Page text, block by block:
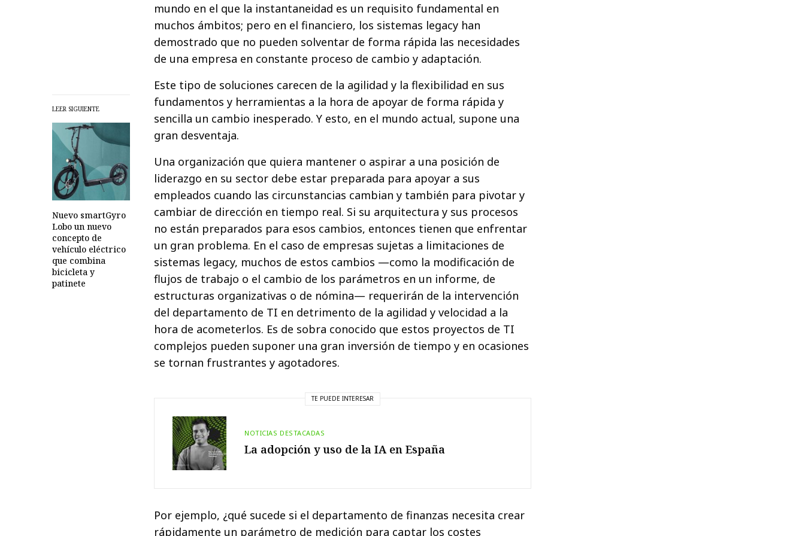
LEER SIGUIENTE
Nuevo smartGyro
Lobo un nuevo
concepto de
vehículo eléctrico
que combina
bicicleta y
patinete
mundo en el que la instantaneidad es un requisito fundamental en
muchos ámbitos; pero en el financiero, los sistemas legacy han
demostrado que no pueden solventar de forma rápida las necesidades
de una empresa en constante proceso de cambio y adaptación.
Este tipo de soluciones carecen de la agilidad y la flexibilidad en sus
fundamentos y herramientas a la hora de apoyar de forma rápida y
sencilla un cambio inesperado. Y esto, en el mundo actual, supone una
gran desventaja.
Una organización que quiera mantener o aspirar a una posición de
liderazgo en su sector debe estar preparada para apoyar a sus
empleados cuando las circunstancias cambian y también para pivotar y
cambiar de dirección en tiempo real. Si su arquitectura y sus procesos
no están preparados para esos cambios, entonces tienen que enfrentar
un gran problema. En el caso de empresas sujetas a limitaciones de
sistemas legacy, muchos de estos cambios —como la modificación de
flujos de trabajo o el cambio de los parámetros en un informe, de
estructuras organizativas o de nómina— requerirán de la intervención
del departamento de TI en detrimento de la agilidad y velocidad a la
hora de acometerlos. Es de sobra conocido que estos proyectos de TI
complejos pueden suponer una gran inversión de tiempo y en ocasiones
se tornan frustrantes y agotadores.
TE PUEDE INTERESAR
NOTICIAS DESTACADAS
La adopción y uso de la IA en España
Por ejemplo, ¿qué sucede si el departamento de finanzas necesita crear
rápidamente un parámetro de medición para captar los costes